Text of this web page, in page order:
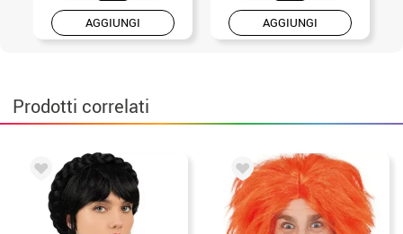
AGGIUNGI AGGIUNGI
Prodotti correlati